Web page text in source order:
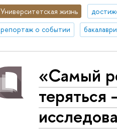
Университетская жизнь
репортаж о событии
«Самый